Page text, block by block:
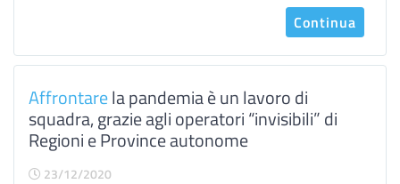
Continua
Affrontarela pandemia è un lavoro di
squadra, grazie agli operatori “invisibili” di
Regioni e Province autonome
23/12/2020